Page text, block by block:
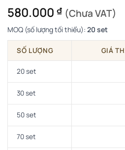
580.000 ₫ (Chưa VAT)
MOQ (số lượng tối thiểu): 20 set
SỐ LƯỢNG GIÁ
20 set
30 set
50 set
70 set